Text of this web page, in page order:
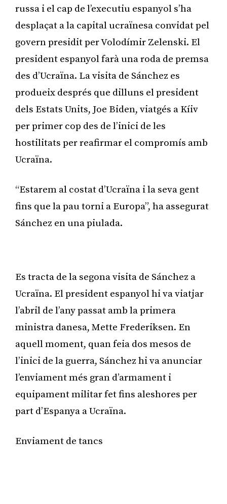
russa i el cap de l’executiu espanyol s’ha
desplaçat a la capital ucraïnesa convidat pel
govern presidit per Volodímir Zelenski. El
president espanyol farà una roda de premsa
des d’Ucraïna. La visita de Sánchez es
produeix després que dilluns el president
dels Estats Units, Joe Biden, viatgés a Kíiv
per primer cop des de l’inici de les
hostilitats per reafirmar el compromís amb
Ucraïna.
“Estarem al costat d’Ucraïna i la seva gent
fins que la pau torni a Europa”, ha assegurat
Sánchez en una piulada.
Es tracta de la segona visita de Sánchez a
Ucraïna. El president espanyol hi va viatjar
l’abril de l’any passat amb la primera
ministra danesa, Mette Frederiksen. En
aquell moment, quan feia dos mesos de
l’inici de la guerra, Sánchez hi va anunciar
l’enviament més gran d’armament i
equipament militar fet fins aleshores per
part d’Espanya a Ucraïna.
Enviament de tancs